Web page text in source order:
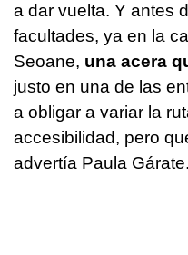
a dar vuelta. Y antes
facultades, ya en la
Seoane, una acera
justo en una de las
a obligar a variar la
accesibilidad, pero
advertía Paula Gárate.